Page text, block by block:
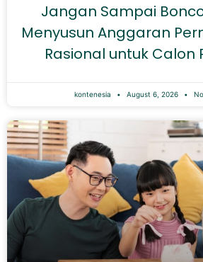
Jangan Sampai
Menyusun Anggaran
Rasional untuk Calon
kontenesia August 6, 2026